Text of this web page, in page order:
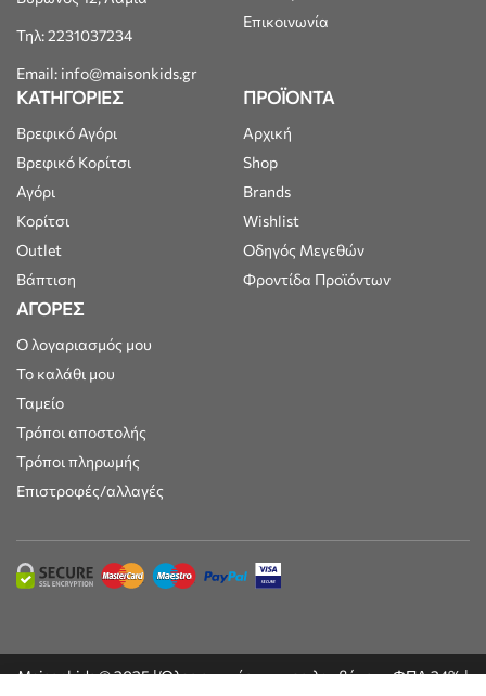
Τηλ: 2231037234
Email: info@maisonkids.gr
Επικοινωνία
ΚΑΤΗΓΟΡΙΕΣ
Βρεφικό Αγόρι
Βρεφικό Κορίτσι
Αγόρι
Κορίτσι
Outlet
Βάπτιση
ΠΡΟΪΟΝΤΑ
Αρχική
Shop
Brands
Wishlist
Οδηγός Μεγεθών
Φροντίδα Προϊόντων
ΑΓΟΡΕΣ
Ο λογαριασμός μου
Το καλάθι μου
Ταμείο
Τρόποι αποστολής
Τρόποι πληρωμής
Επιστροφές/αλλαγές
Maisonkids © 2025 | Όλες οι τιμές συμπεριλαμβάνουν ΦΠΑ 24% |